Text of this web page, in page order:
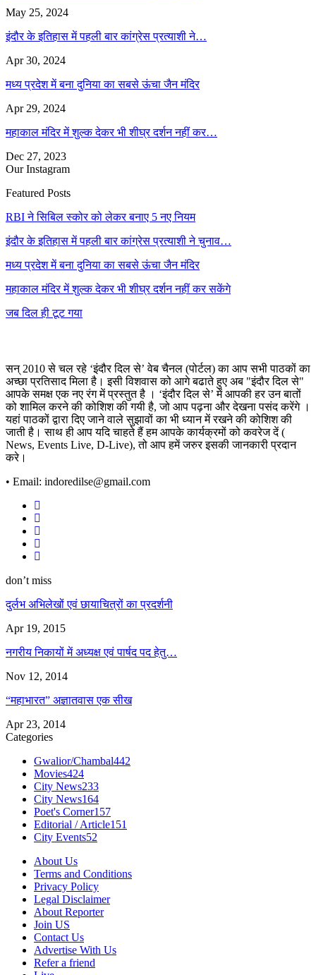
May 25, 2024
इंदौर के इतिहास में पहली बार कांग्रेस प्रत्याशी ने…
Apr 30, 2024
मध्य प्रदेश में बना दुनिया का सबसे ऊंचा जैन मंदिर
Apr 29, 2024
महाकाल मंदिर में शुल्क देकर भी शीघ्र दर्शन नहीं कर…
Dec 27, 2023
Our Instagram
Featured Posts
RBI ने सिबिल स्कोर को लेकर बनाए 5 नए नियम
इंदौर के इतिहास में पहली बार कांग्रेस प्रत्याशी ने चुनाव…
मध्य प्रदेश में बना दुनिया का सबसे ऊंचा जैन मंदिर
महाकाल मंदिर में शुल्क देकर भी शीघ्र दर्शन नहीं कर सकेंगे
जब दिल ही टूट गया
सन् 2010 से चल रहे ‘इंदौर दिल से’ वेब चैनल (पोर्टल) का आप सभी पाठकों का
अच्छा प्रतिसाद मिला है। इसी विशवास को आगे बढाते हुए अब "इंदौर दिल से"
आपके समक्ष एक नए रंग में प्रस्तुत है । ‘इंदौर दिल से’ में आपकी हर उन बातों
को शामिल करने की कोशिश की गयी है, जो आप पढ़ना और देखना पसंद करेंगे ।
यहां पाठकों द्वारा दिए जाने वाले सुझावों का भी ध्यान में रखने की कोशिश की
जाती है। साथ ही आप यदि चाहते हैं हम आपके कार्यक्रमों को कवरेज दें (
News, Events Live, D-Live), तो आप हमें जरुर इसकी जानकारी प्रदान
करे।
• Email: indoredilse@gmail.com
don’t miss
दुर्लभ अभिलेखों एवं छायाचित्रों का प्रदर्शनी
Apr 19, 2015
नगरीय निकायों में अध्यक्ष एवं पार्षद पद हेतु…
Nov 12, 2014
“महाभारत” अज्ञातवास एक सीख
Apr 23, 2014
Categories
Gwalior/Chambal442
Movies424
City News233
City News164
Poet's Corner157
Editorial / Article151
City Events52
About Us
Terms and Conditions
Privacy Policy
Legal Disclaimer
About Reporter
Join US
Contact Us
Advertise With Us
Refer a friend